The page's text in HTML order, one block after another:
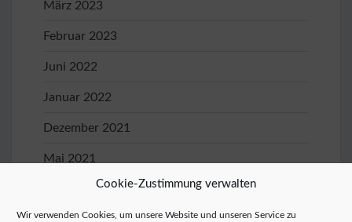
Cookie-Zustimmung verwalten
Wir verwenden Cookies, um unsere Website und unseren Service zu
März 2023
Februar 2023
Juni 2022
Januar 2022
Dezember 2021
Mai 2021
April 2021